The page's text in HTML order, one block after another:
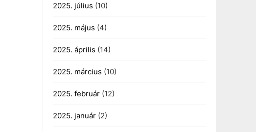
2025. július (10)
2025. május (4)
2025. április (14)
2025. március (10)
2025. február(12)
2025. január(2)